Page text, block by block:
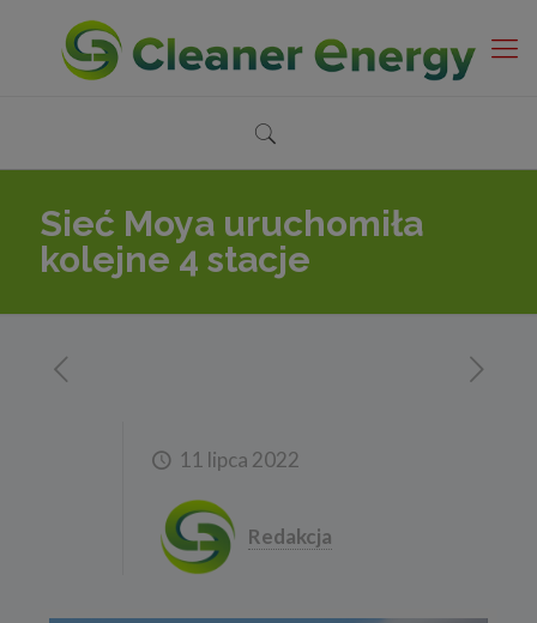
Sieć Moya uruchomiła
kolejne 4 stacje
11 lipca 2022
Redakcja